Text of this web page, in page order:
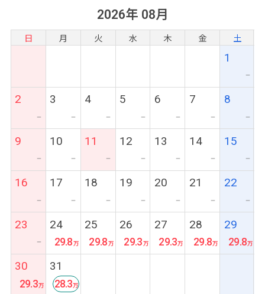
2026年 08月
日 月 火 水 木 金 土
1
ー
2
ー
3
ー
4
ー
5
ー
6
ー
7
ー
8
ー
9
ー
10
ー
11
ー
12
ー
13
ー
14
ー
15
ー
16
ー
17
ー
18
ー
19
ー
20
ー
21
ー
22
ー
23
ー
24
29.8
25
29.8
26
29.3
27
29.3
28
29.8
29
29.8
30
29.3
31
28.3